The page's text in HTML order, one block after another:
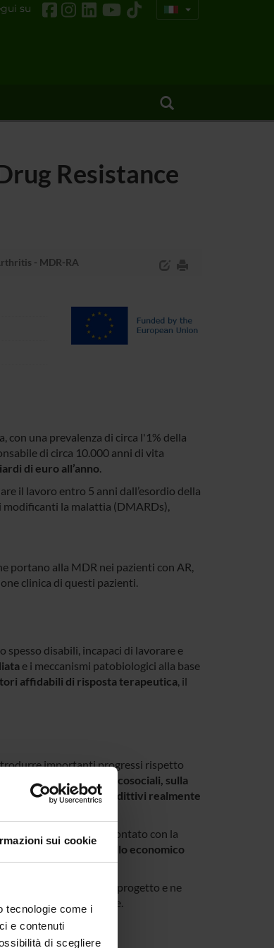
sui cookie
tecnologie come i
e contenuti
di scegliere
su
Resistance
- MDR-RA
con una prevalenza di circa l'1% della
di circa 10.000 anni di vita
di euro all’anno.
il lavoro entro 5 anni dall’esordio della
modificanti la malattia (DMARDs),
portano alla MDR nei pazienti con AR,
clinica di questi pazienti.
disabili, incapaci di lavorare e
e i meccanismi patobiologici alla base
affidabili di risposta terapeutica, il
importanti progressi rispetto
con dati clinici, psicosociali, sulla
svilupparemodelli predittivi realmente
randomizzato, confrontato con la
attraverso unmodello economico
oltre la durata del progetto e ne
e autorità regolatorie.